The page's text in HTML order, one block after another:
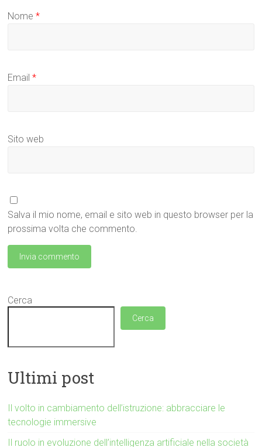
Nome*
Email*
Sito web
Salva il mio nome, email e sito web in questo browser per la
prossima volta che commento.
Cerca
Cerca
Ultimi post
Il volto in cambiamento dell’istruzione: abbracciare le
tecnologie immersive
Il ruolo in evoluzione dell’intelligenza artificiale nella società